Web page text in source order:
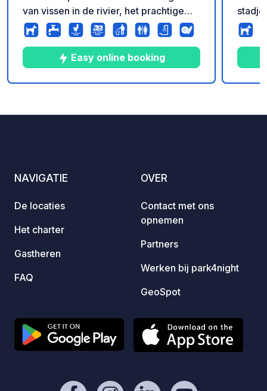
van vissen in de rivier, het prachtige
zwembad en de rust van deze
familiecamping waar rust heerst.
Profiteer van de vele Huttopia-
diensten: bakkerij en ontbijt,
zelfgemaakte pizza's, verhuur van
Easy online booking
buurt
NAVIGATIE
De locaties
Het charter
Gastheren
FAQ
OVER
Contact met ons
opnemen
Partners
Werken bij park4night
GeoSpot